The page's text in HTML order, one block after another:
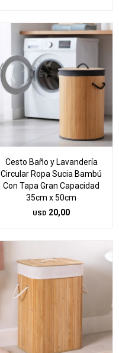
Cesto Baño y Lavandería
Circular Ropa Sucia Bambú
Con Tapa Gran Capacidad
35cm x 50cm
USD 20,00